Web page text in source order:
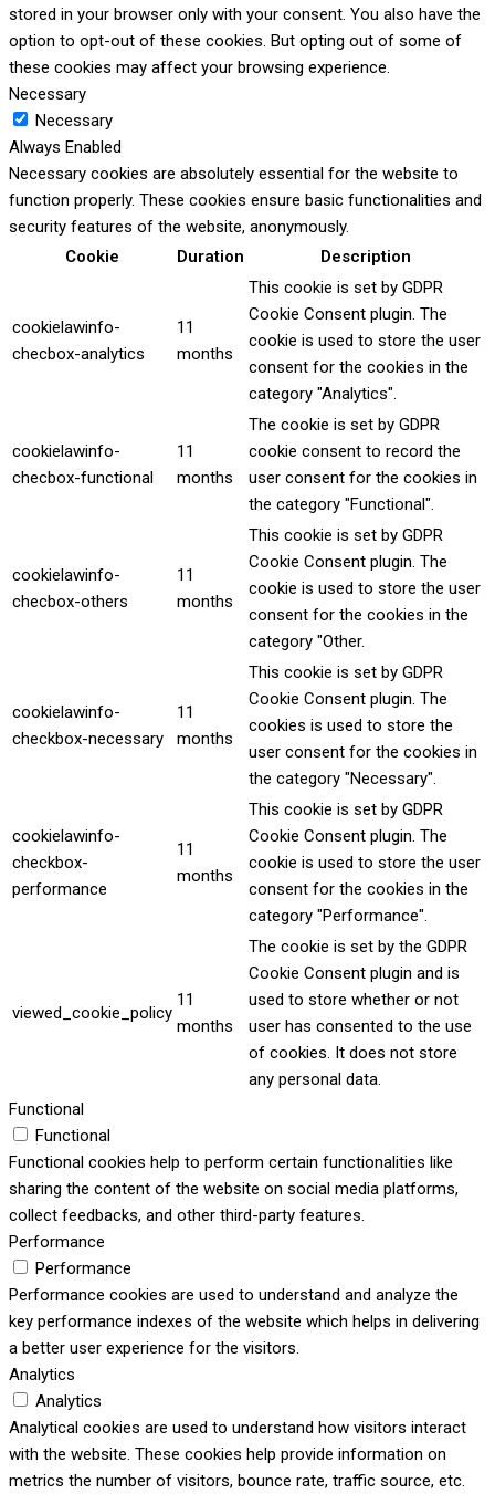
stored in your browser only with your consent. You also have the
option to opt-out of these cookies. But opting out of some of
these cookies may affect your browsing experience.
Necessary
Necessary
Always Enabled
Necessary cookies are absolutely essential for the website to
function properly. These cookies ensure basic functionalities and
security features of the website, anonymously.
Cookie
Duration Description
cookielawinfo-
checbox-analytics
11
months
This cookie is set by GDPR
Cookie Consent plugin. The
cookie is used to store the user
consent for the cookies in the
category "Analytics".
cookielawinfo-
checbox-functional
11
months
The cookie is set by GDPR
cookie consent to record the
user consent for the cookies in
the category "Functional".
cookielawinfo-
checbox-others
11
months
This cookie is set by GDPR
Cookie Consent plugin. The
cookie is used to store the user
consent for the cookies in the
category "Other.
cookielawinfo-
checkbox-necessary
11
months
This cookie is set by GDPR
Cookie Consent plugin. The
cookies is used to store the
user consent for the cookies in
the category "Necessary".
cookielawinfo-
checkbox-
performance
11
months
This cookie is set by GDPR
Cookie Consent plugin. The
cookie is used to store the user
consent for the cookies in the
category "Performance".
viewed_cookie_policy
11
months
The cookie is set by the GDPR
Cookie Consent plugin and is
used to store whether or not
user has consented to the use
of cookies. It does not store
any personal data.
Functional
Functional
Functional cookies help to perform certain functionalities like
sharing the content of the website on social media platforms,
collect feedbacks, and other third-party features.
Performance
Performance
Performance cookies are used to understand and analyze the
key performance indexes of the website which helps in delivering
a better user experience for the visitors.
Analytics
Analytics
Analytical cookies are used to understand how visitors interact
with the website. These cookies help provide information on
metrics the number of visitors, bounce rate, traffic source, etc.